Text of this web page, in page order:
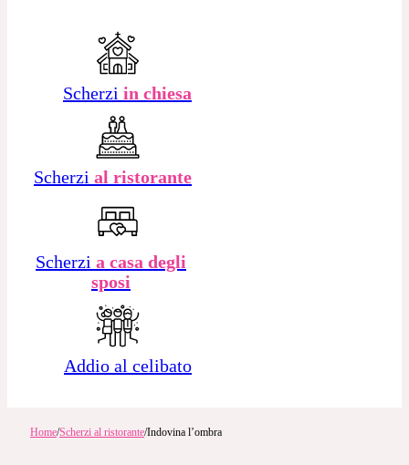
Scherzi in chiesa
Scherzi al ristorante
Scherzi a casa degli
sposi
Addio al celibato
Home/Scherzi al ristorante/Indovina l’ombra